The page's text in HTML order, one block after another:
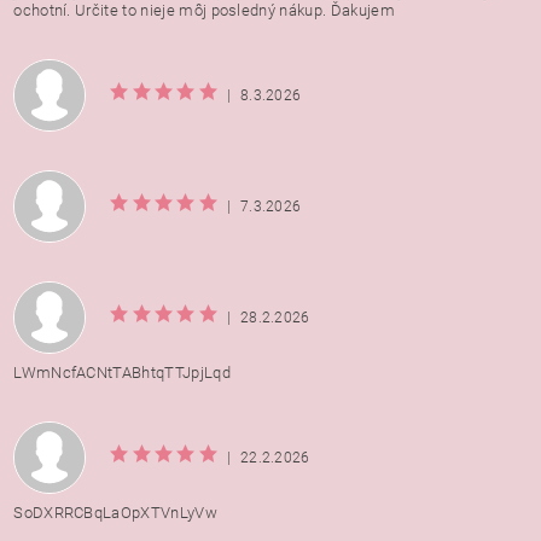
ochotní. Určite to nieje môj posledný nákup. Ďakujem
| 8.3.2026
| 7.3.2026
| 28.2.2026
LWmNcfACNtTABhtqTTJpjLqd
| 22.2.2026
SoDXRRCBqLaOpXTVnLyVw